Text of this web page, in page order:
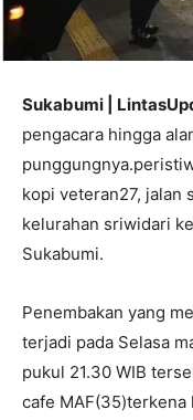
Sukabumi |
pengacara hingga
kopi veteran27, jalan
kelurahan sriwidari
Sukabumi.
Penembakan yang
terjadi pada Selasa
pukul 21.30 WIB
cafe MAF(35)terkena